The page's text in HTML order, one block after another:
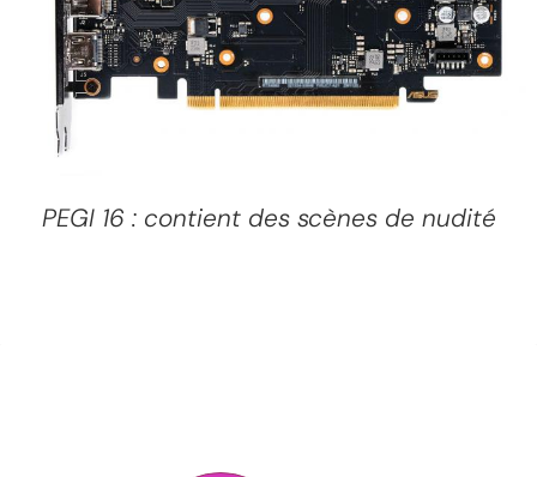
PEGI 16 : contient des scènes de nudité